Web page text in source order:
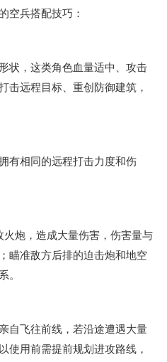
空兵搭配技巧：
状，这类角色血量适中、攻击
击远程目标、重创防御建筑，
有相同的远程打击力度和伤
炮，造成大量伤害，伤害量与
瞄准敌方后排的迫击炮和地空
。
自飞往前线，若沿途遭遇大量
使用前需提前规划进攻路线，